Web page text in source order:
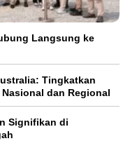
Langsung ke
Tingkatkan
dan Regional
Signifikan di